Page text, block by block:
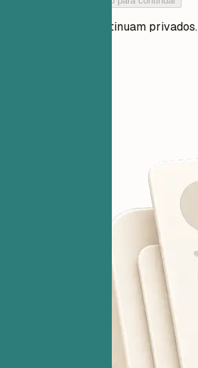
Seus arquivos continuam privados.